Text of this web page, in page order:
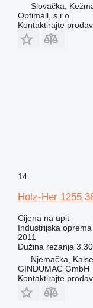
Slovačka,
Optimall, s.r.o.
Kontaktirajte
14
Holz-Her 1255
Cijena na upit
Industrijska
2011
Dužina rezanja
Njemačka,
GINDUMAC GmbH
Kontaktirajte